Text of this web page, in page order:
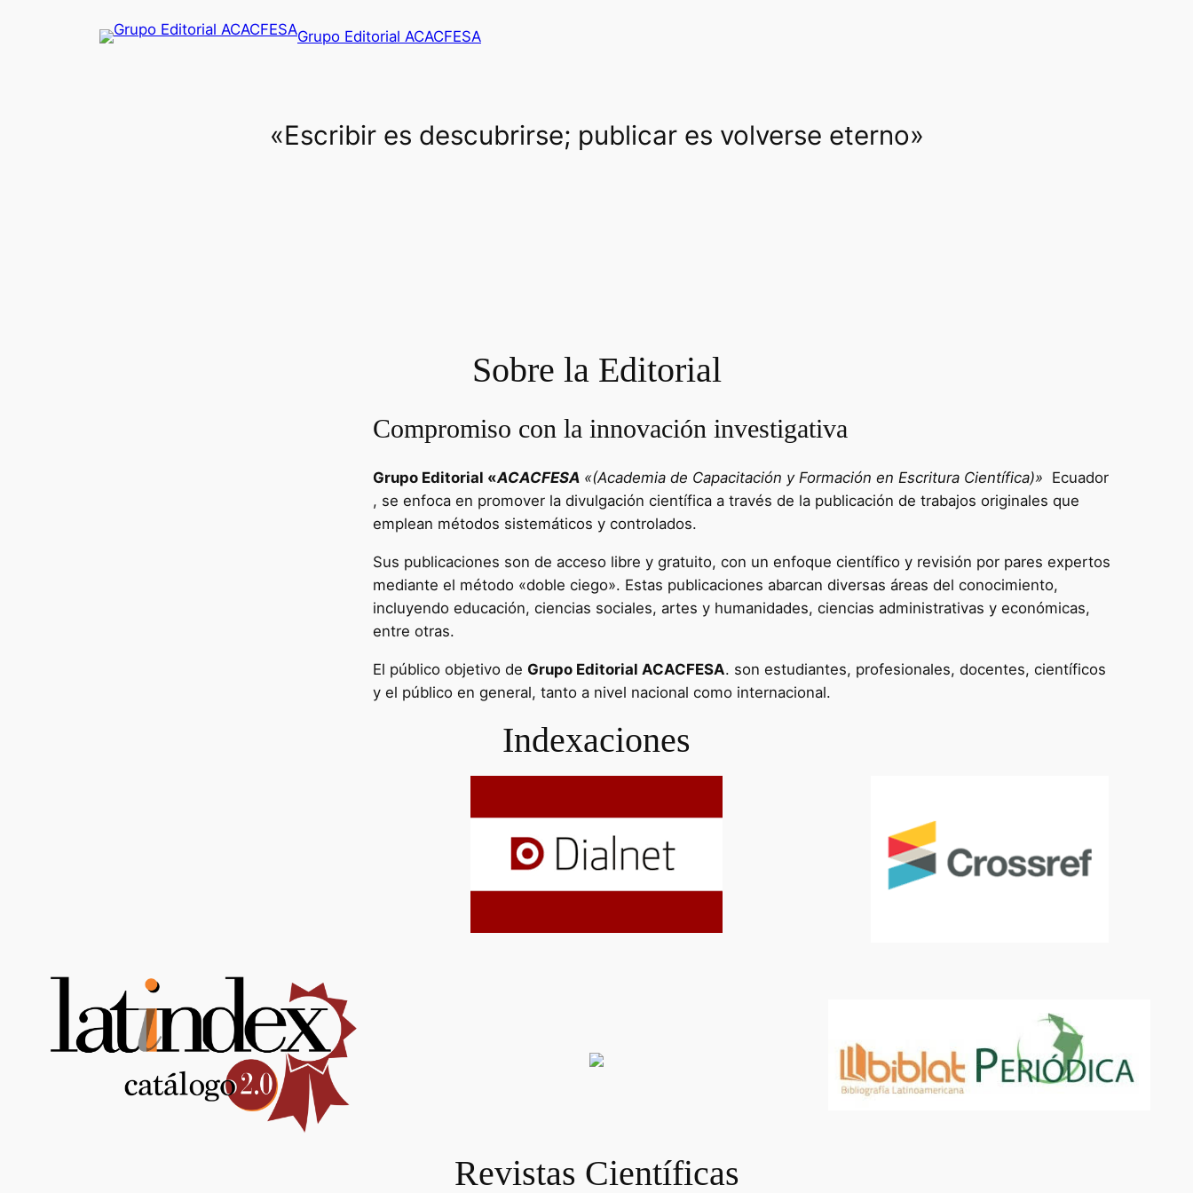
Grupo Editorial ACACFESA
«Escribir es descubrirse; publicar es volverse eterno»
Sobre la Editorial
Compromiso con la innovación investigativa
Grupo Editorial «ACACFESA «(Academia de Capacitación y Formación en Escritura Científica)» Ecuador
, se enfoca en promover la divulgación científica a través de la publicación de trabajos originales que
emplean métodos sistemáticos y controlados.
Sus publicaciones son de acceso libre y gratuito, con un enfoque científico y revisión por pares expertos
mediante el método «doble ciego». Estas publicaciones abarcan diversas áreas del conocimiento,
incluyendo educación, ciencias sociales, artes y humanidades, ciencias administrativas y económicas,
entre otras.
El público objetivo de Grupo Editorial ACACFESA. son estudiantes, profesionales, docentes, científicos
y el público en general, tanto a nivel nacional como internacional.
Indexaciones
Revistas Científicas